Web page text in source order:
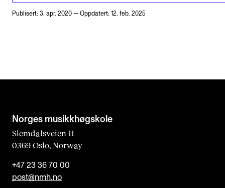
Publisert: 3. apr. 2020 — Oppdatert: 12. feb. 2025
Norges musikk­høgskole
Slemdalsveien 11
0369 Oslo, Norway
+47 23 36 70 00
post@nmh.no